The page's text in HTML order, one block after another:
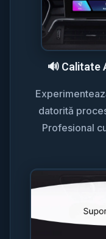
🔊 Calitate
datorită
Profesional